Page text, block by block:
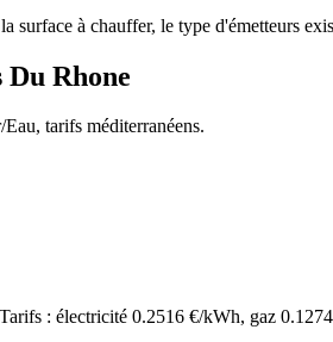
surface à chauffer, le type d'émetteurs
Rhone
tarifs méditerranéens.
: électricité 0.2516 €/kWh, gaz 0.1274